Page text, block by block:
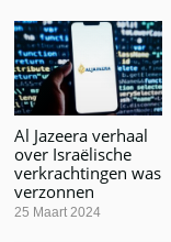
Al Jazeera verhaal
over Israëlische
verkrachtingen was
verzonnen
25 Maart 2024